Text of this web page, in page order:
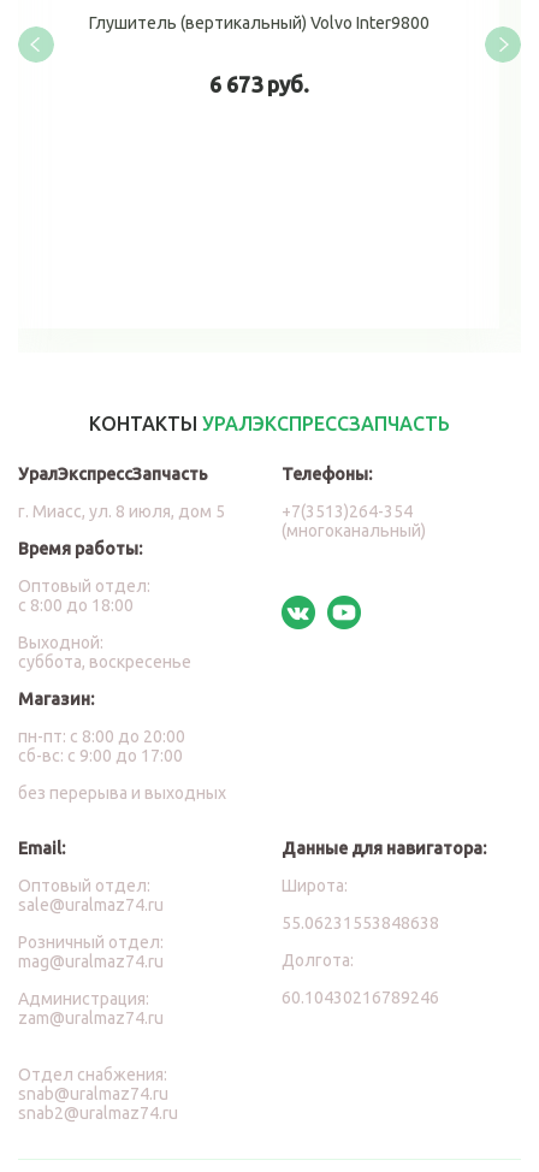
Глушитель (вертикальный) Volvo Inter9800
6 673 руб.
КОНТАКТЫ УРАЛЭКСПРЕССЗАПЧАСТЬ
УралЭкспрессЗапчасть
г. Миасс, ул. 8 июля, дом 5
Время работы:
Оптовый отдел:
с 8:00 до 18:00
Выходной:
суббота, воскресенье
Магазин:
пн-пт: с 8:00 до 20:00
сб-вс: с 9:00 до 17:00
без перерыва и выходных
Телефоны:
+7(3513)264-354
(многоканальный)
Email:
Оптовый отдел:
sale@uralmaz74.ru
Розничный отдел:
mag@uralmaz74.ru
Администрация:
zam@uralmaz74.ru
Отдел снабжения:
snab@uralmaz74.ru
snab2@uralmaz74.ru
Данные для навигатора:
Широта:
55.06231553848638
Долгота:
60.10430216789246